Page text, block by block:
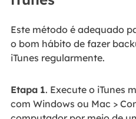
Este método é adequado
o bom hábito de fazer
iTunes regularmente.
Etapa 1. Execute o iTunes
com Windows ou Mac >